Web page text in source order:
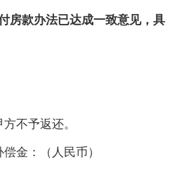
房款办法已达成一致意见，具
不予返还。
金：（人民币）